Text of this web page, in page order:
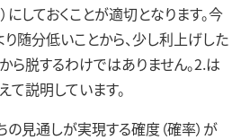
しておくことが適切となります。今
随分低いことから、少し利上げした
ら脱するわけではありません。2.は
て説明しています。
見通しが実現する確度（確率）が